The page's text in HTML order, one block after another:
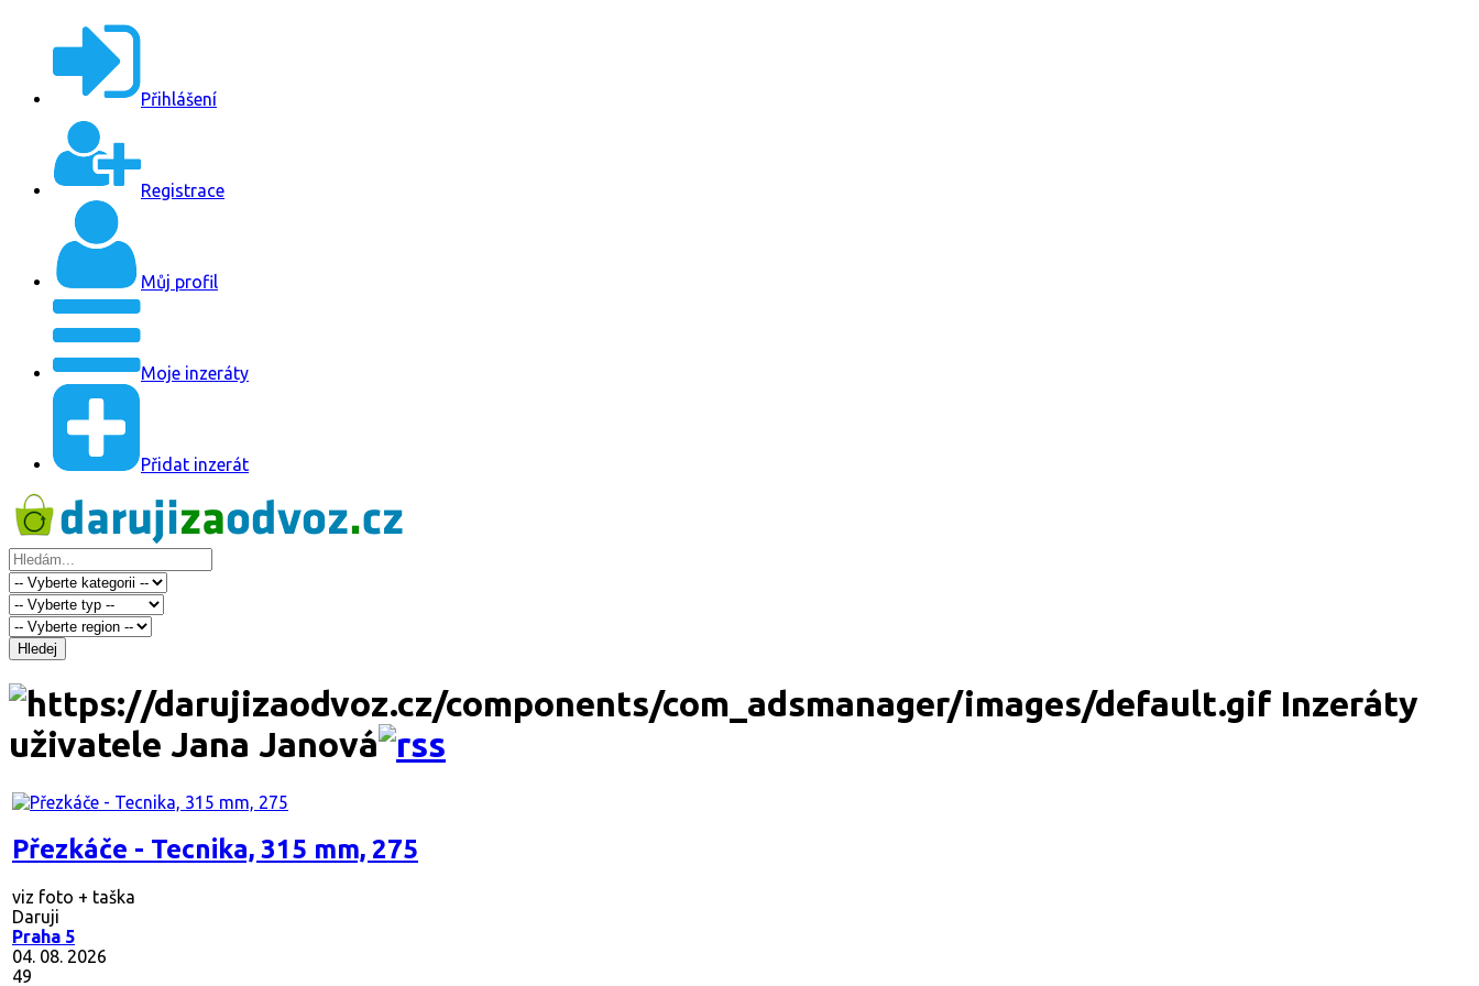
Přihlášení
Registrace
Můj profil
Moje inzeráty
Přidat inzerát
Hledej
Inzeráty
uživatele Jana Janová
Přezkáče - Tecnika, 315 mm, 275
viz foto + taška
Daruji
Praha 5
04. 08. 2026
49